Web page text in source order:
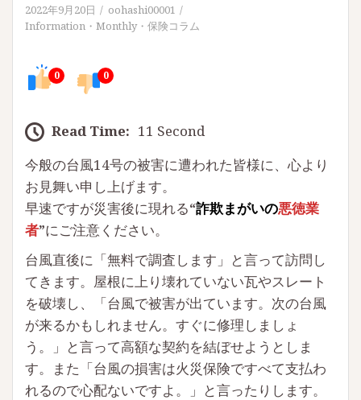
2022年9月20日
oohashi00001
Information ・ Monthly・ 保険コラム
0 0
Read Time: 11 Second
今般の台風14号の被害に遭われた皆様に、心より
お見舞い申し上げます。
早速ですが災害後に現れる“詐欺まがいの悪徳業
者”にご注意ください。
台風直後に「無料で調査します」と言って訪問し
てきます。屋根に上り壊れていない瓦やスレート
を破壊し、「台風で被害が出ています。次の台風
が来るかもしれません。すぐに修理しましょ
う。」と言って高額な契約を結ぼせようとしま
す。また「台風の損害は火災保険ですべて支払わ
れるので心配ないですよ。」と言ったりします。